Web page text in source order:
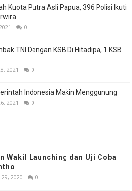
Kuota Putra Asli Papua, 396 Polisi Ikuti
0
TNI Dengan KSB Di Hitadipa, 1 KSB
2021 0
Indonesia Makin Menggunung
2021 0
Wakil Launching dan Uji Coba
2020 0